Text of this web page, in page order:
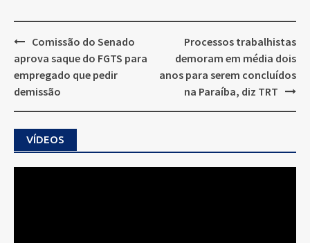
Post
navigation
Comissão do Senado
aprova saque do FGTS para
empregado que pedir
demissão
Processos trabalhistas
demoram em média dois
anos para serem concluídos
na Paraíba, diz TRT
VÍDEOS